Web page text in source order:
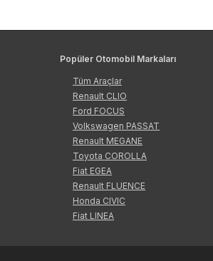
Popüler Otomobil Markaları
Tüm Araçlar
Renault CLIO
Ford FOCUS
Volkswagen PASSAT
Renault MEGANE
Toyota COROLLA
Fiat EGEA
Renault FLUENCE
Honda CIVIC
Fiat LINEA